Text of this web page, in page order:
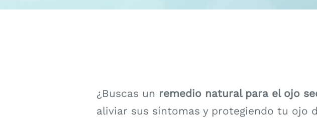
¿Buscas un remedio natural para el ojo
aliviar sus síntomas y protegiendo tu ojo